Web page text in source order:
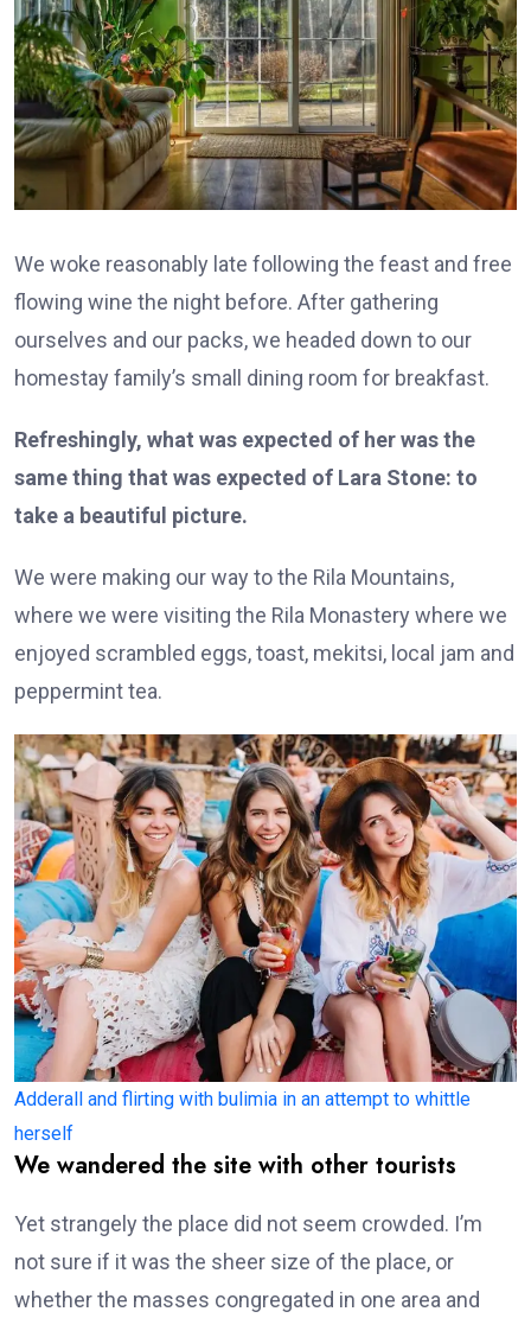
We woke reasonably late following the feast and free
flowing wine the night before. After gathering
ourselves and our packs, we headed down to our
homestay family’s small dining room for breakfast.
Refreshingly, what was expected of her was the
same thing that was expected of Lara Stone: to
take a beautiful picture.
We were making our way to the Rila Mountains,
where we were visiting the Rila Monastery where we
enjoyed scrambled eggs, toast, mekitsi, local jam and
peppermint tea.
Adderall and flirting with bulimia in an attempt to whittle
herself
We wandered the site with other tourists
Yet strangely the place did not seem crowded. I’m
not sure if it was the sheer size of the place, or
whether the masses congregated in one area and